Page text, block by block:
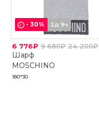
-30% 2д 9ч
6 776₽ 9 680₽ 24 200₽
Шарф
MOSCHINO
180*30